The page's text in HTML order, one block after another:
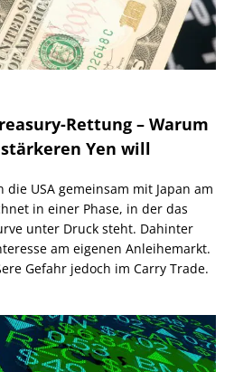
Rettung – Warum
Yen will
die USA gemeinsam mit Japan am
in einer Phase, in der das
unter Druck steht. Dahinter
am eigenen Anleihemarkt.
Gefahr jedoch im Carry Trade.